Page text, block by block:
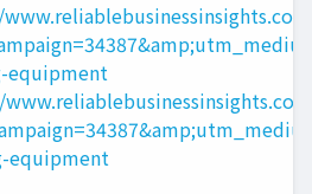
equipment
equipment